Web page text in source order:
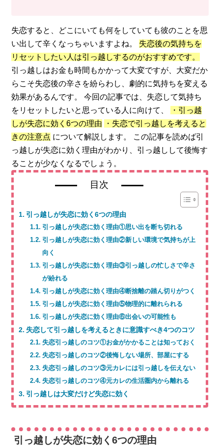
失恋すると、どこにいても何をしていても彼のことを思
い出して辛くなっちゃいますよね。 失恋後の気持ちを
リセットしたい人は引っ越しするのがおすすめです。
引っ越しはお金も時間もかかって大変ですが、大変だか
らこそ失恋後の辛さを紛らわし、劇的に気持ちを変える
効果があるんです。 今回の記事では、失恋して気持ち
をリセットしたいと思っている人に向けて、
・引っ越
しが失恋に効く6つの理由
・失恋で引っ越しを考えると
きの注意点 について解説します。 この記事を読めば引
っ越しが失恋に効く理由がわかり、引っ越しして後悔す
ることが少なくなるでしょう。
目次
引っ越しが失恋に効く6つの理由
引っ越しが失恋に効く理由①思い出を断ち切れる
引っ越しが失恋に効く理由②新しい環境で気持ちが上
向く
引っ越しが失恋に効く理由③引っ越しの忙しさで辛さ
が紛れる
引っ越しが失恋に効く理由④断捨離の踏ん切りがつく
引っ越しが失恋に効く理由⑤物理的に離れられる
引っ越しが失恋に効く理由⑥出会いの可能性も
失恋して引っ越しを考えるときに意識すべき4つのコツ
失恋引っ越しのコツ①お金がかかることは知っておく
失恋引っ越しのコツ②後悔しない場所、部屋にする
失恋引っ越しのコツ③元カレには引っ越しを伝えない
失恋引っ越しのコツ④元カレの生活圏内から離れる
引っ越しは大変だけど失恋に効く
引っ越しが失恋に効く6つの理由